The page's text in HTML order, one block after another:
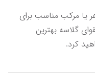
کرد.